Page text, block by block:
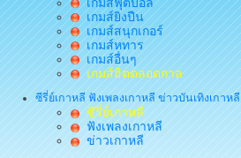
เกมส์ยิงปืน
เกมส์สนุกเกอร์
เกมส์หทาร
เกมส์อื่นๆ
เกมส์ฮิตตลอดกาล
ซีรี่ย์เกาหลี ฟังเพลงเกาหลี ข่าวบันเทิงเกาหลี
ซีรี่ย์เกาหลี
ฟังเพลงเกาหลี
ข่าวเกาหลี